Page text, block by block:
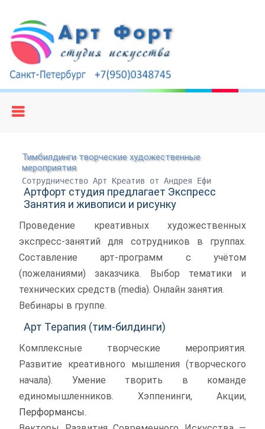
Тимбилдинги творческие художественные
мероприятия
Сотрудничество Арт Креатив от Андрея Ефи
Артфорт студия предлагает Экспресс
Занятия и живописи и рисунку
Проведение креативных художественных
экспресс-занятий для сотрудников в группах.
Составление арт-программ с учётом
(пожеланиями) заказчика. Выбор тематики и
технических средств (media). Онлайн занятия.
Вебинары в группе.
Арт Терапия (тим-билдинги)
Комплексные творческие мероприятия.
Развитие креативного мышления (творческого
начала). Умение творить в команде
единомышленников. Хэппенинги, Акции,
Перформансы.